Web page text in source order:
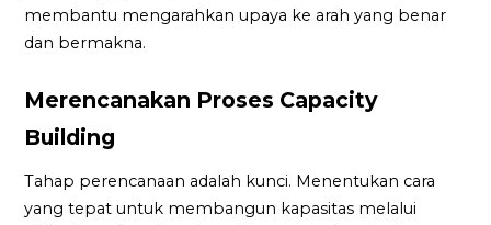
membantu mengarahkan upaya ke arah yang benar
dan bermakna.
Merencanakan Proses Capacity
Building
Tahap perencanaan adalah kunci. Menentukan cara
yang tepat untuk membangun kapasitas melalui